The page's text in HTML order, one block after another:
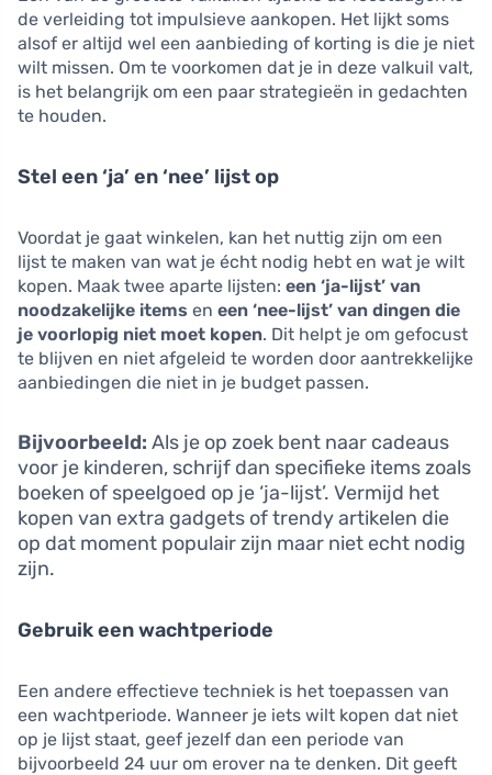
de verleiding tot impulsieve aankopen. Het lijkt soms
alsof er altijd wel een aanbieding of korting is die je niet
wilt missen. Om te voorkomen dat je in deze valkuil valt,
is het belangrijk om een paar strategieën in gedachten
te houden.
Stel een ‘ja’ en ‘nee’ lijst op
Voordat je gaat winkelen, kan het nuttig zijn om een
lijst te maken van wat je écht nodig hebt en wat je wilt
kopen. Maak twee aparte lijsten: een ‘ja-lijst’ van
noodzakelijke items en een ‘nee-lijst’ van dingen die
je voorlopig niet moet kopen. Dit helpt je om gefocust
te blijven en niet afgeleid te worden door aantrekkelijke
aanbiedingen die niet in je budget passen.
Bijvoorbeeld: Als je op zoek bent naar cadeaus
voor je kinderen, schrijf dan specifieke items zoals
boeken of speelgoed op je ‘ja-lijst’. Vermijd het
kopen van extra gadgets of trendy artikelen die
op dat moment populair zijn maar niet echt nodig
zijn.
Gebruik een wachtperiode
Een andere effectieve techniek is het toepassen van
een wachtperiode. Wanneer je iets wilt kopen dat niet
op je lijst staat, geef jezelf dan een periode van
bijvoorbeeld 24 uur om erover na te denken. Dit geeft